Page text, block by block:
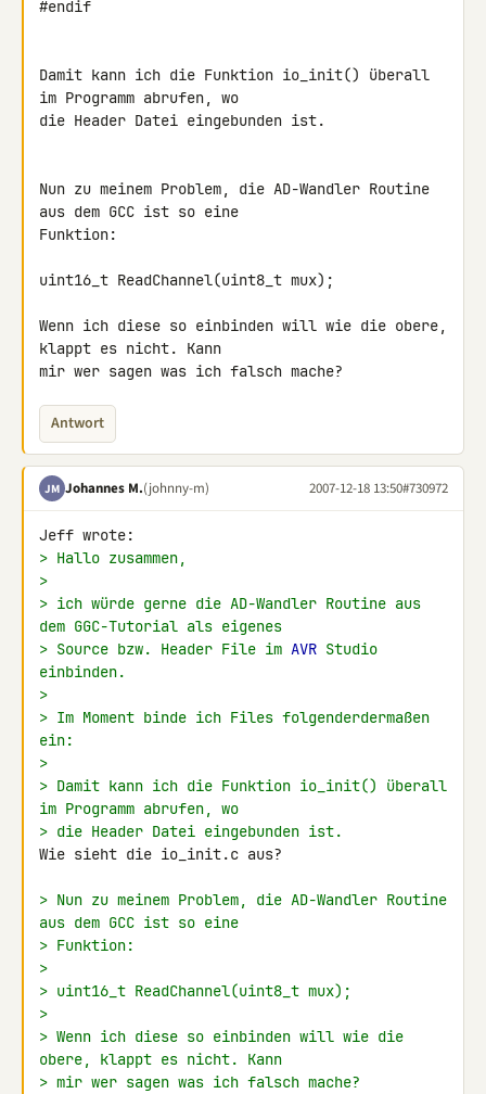
#endif
Damit kann ich die Funktion io_init() überall
im Programm abrufen, wo
die Header Datei eingebunden ist.
Nun zu meinem Problem, die AD-Wandler Routine
aus dem GCC ist so eine
Funktion:
uint16_t ReadChannel(uint8_t mux);
Wenn ich diese so einbinden will wie die obere,
klappt es nicht. Kann
mir wer sagen was ich falsch mache?
Antwort
JM Johannes M.(johnny-m) 2007-12-18 13:50#730972
> Hallo zusammen,
>
> ich würde gerne die AD-Wandler Routine aus
dem GGC-Tutorial als eigenes
> Source bzw. Header File im AVR Studio
einbinden.
>
> Im Moment binde ich Files folgenderdermaßen
ein:
>
> Damit kann ich die Funktion io_init() überall
im Programm abrufen, wo
> die Header Datei eingebunden ist.
Wie sieht die io_init.c aus?
> Nun zu meinem Problem, die AD-Wandler Routine
aus dem GCC ist so eine
> Funktion:
>
> uint16_t ReadChannel(uint8_t mux);
>
> Wenn ich diese so einbinden will wie die
obere, klappt es nicht. Kann
> mir wer sagen was ich falsch mache?